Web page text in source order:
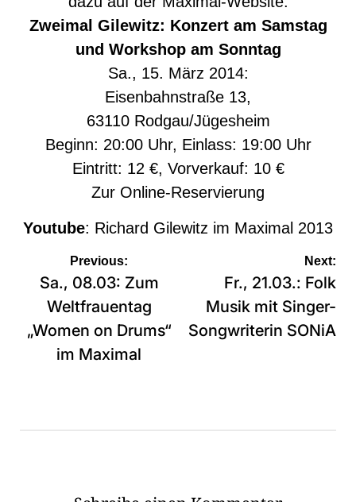
Zweimal Gilewitz: Konzert am Samstag
und Workshopam Sonntag
Sa., 15. März 2014:
Eisenbahnstraße 13,
63110 Rodgau/Jügesheim
Beginn: 20:00 Uhr, Einlass: 19:00 Uhr
Eintritt: 12 €, Vorverkauf: 10 €
Zur Online-Reservierung
Youtube: Richard Gilewitz im Maximal 2013
Beitragsnavigation
Previous:
Sa., 08.03: Zum
Weltfrauentag
„Women on Drums“
im Maximal
Next:
Fr., 21.03.: Folk
Musik mit Singer-
Songwriterin SONiA